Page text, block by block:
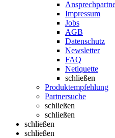
Impressum
Jobs
AGB
Datenschutz
Newsletter
FAQ
Netiquette
schließen
Produktempfehlung
Partnersuche
schließen
schließen
schließen
schließen